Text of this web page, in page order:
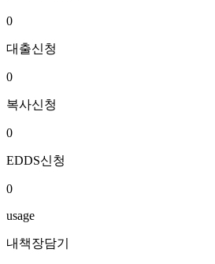
0
대출신청
0
복사신청
0
EDDS신청
0
usage
내책장담기